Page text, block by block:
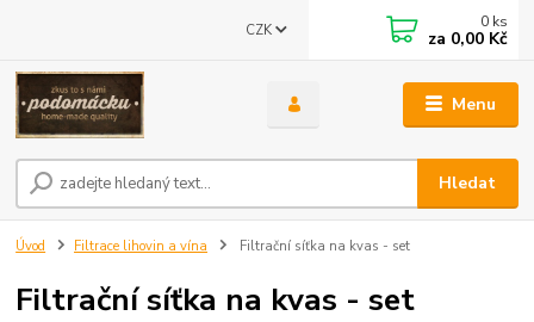
Menu
CZK
Hledat
0 ks
za 0,00 Kč
Úvod Filtrace lihovin a vína Filtrační síťka na kvas - set
Filtrační síťka na kvas - set